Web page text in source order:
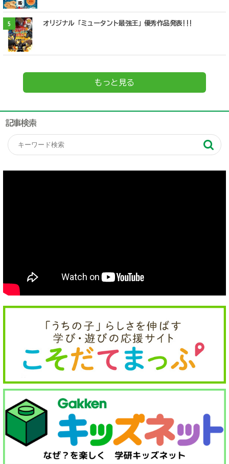
5 オリジナル「ミュータント最強王」優秀作品発表!!!
もっと見る
記事検索